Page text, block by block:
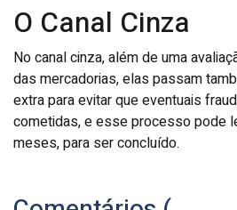
O Canal Cinza
No canal cinza, além de uma
das mercadorias, elas passam
extra para evitar que eventuais
cometidas, e esse processo pode
meses, para ser concluído.